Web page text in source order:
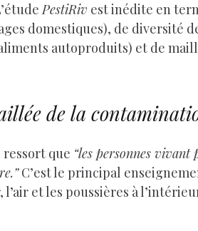
PestiRiv est inédite en
domestiques), de
autoproduits) et de
de la
ressort que “les personnes vivant
C’est le principal
l’air et les poussières à